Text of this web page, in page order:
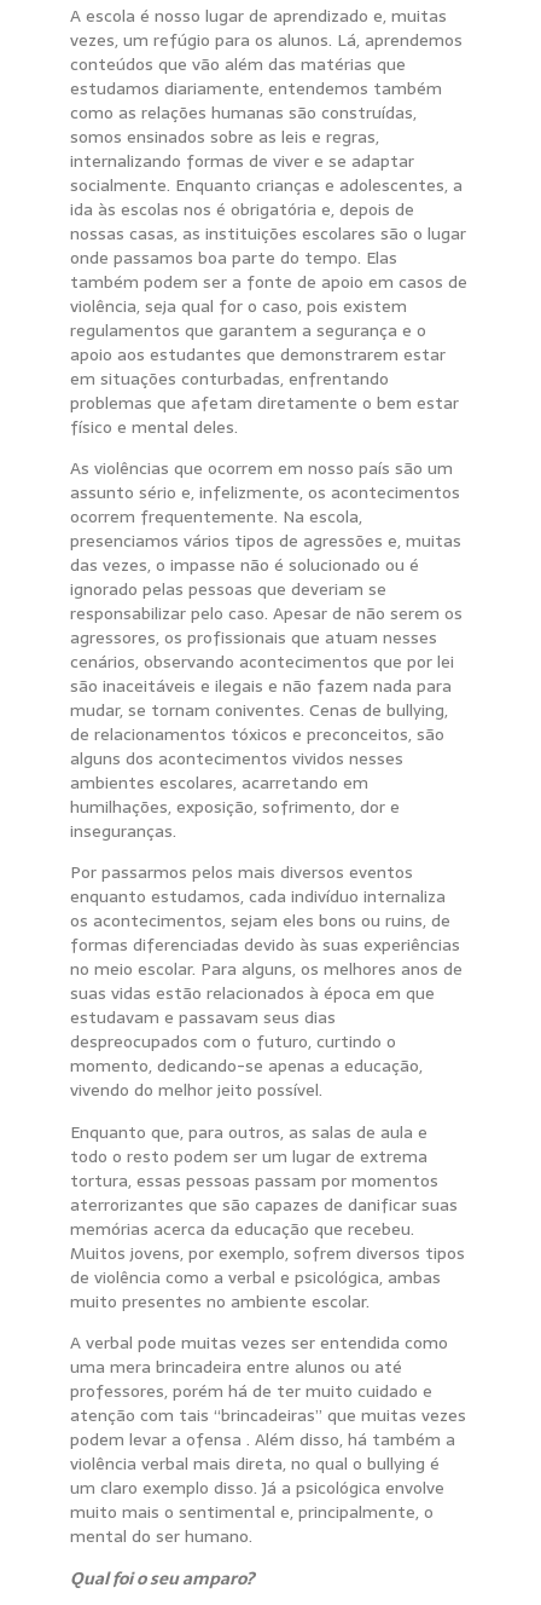
A escola é nosso lugar de aprendizado e, muitas
vezes, um refúgio para os alunos. Lá, aprendemos
conteúdos que vão além das matérias que
estudamos diariamente, entendemos também
como as relações humanas são construídas,
somos ensinados sobre as leis e regras,
internalizando formas de viver e se adaptar
socialmente. Enquanto crianças e adolescentes, a
ida às escolas nos é obrigatória e, depois de
nossas casas, as instituições escolares são o lugar
onde passamos boa parte do tempo. Elas
também podem ser a fonte de apoio em casos de
violência, seja qual for o caso, pois existem
regulamentos que garantem a segurança e o
apoio aos estudantes que demonstrarem estar
em situações conturbadas, enfrentando
problemas que afetam diretamente o bem estar
físico e mental deles.
As violências que ocorrem em nosso país são um
assunto sério e, infelizmente, os acontecimentos
ocorrem frequentemente. Na escola,
presenciamos vários tipos de agressões e, muitas
das vezes, o impasse não é solucionado ou é
ignorado pelas pessoas que deveriam se
responsabilizar pelo caso. Apesar de não serem os
agressores, os profissionais que atuam nesses
cenários, observando acontecimentos que por lei
são inaceitáveis e ilegais e não fazem nada para
mudar, se tornam coniventes. Cenas de bullying,
de relacionamentos tóxicos e preconceitos, são
alguns dos acontecimentos vividos nesses
ambientes escolares, acarretando em
humilhações, exposição, sofrimento, dor e
inseguranças.
Por passarmos pelos mais diversos eventos
enquanto estudamos, cada indivíduo internaliza
os acontecimentos, sejam eles bons ou ruins, de
formas diferenciadas devido às suas experiências
no meio escolar. Para alguns, os melhores anos de
suas vidas estão relacionados à época em que
estudavam e passavam seus dias
despreocupados com o futuro, curtindo o
momento, dedicando-se apenas a educação,
vivendo do melhor jeito possível.
Enquanto que, para outros, as salas de aula e
todo o resto podem ser um lugar de extrema
tortura, essas pessoas passam por momentos
aterrorizantes que são capazes de danificar suas
memórias acerca da educação que recebeu.
Muitos jovens, por exemplo, sofrem diversos tipos
de violência como a verbal e psicológica, ambas
muito presentes no ambiente escolar.
A verbal pode muitas vezes ser entendida como
uma mera brincadeira entre alunos ou até
professores, porém há de ter muito cuidado e
atenção com tais “brincadeiras” que muitas vezes
podem levar a ofensa . Além disso, há também a
violência verbal mais direta, no qual o bullying é
um claro exemplo disso. Já a psicológica envolve
muito mais o sentimental e, principalmente, o
mental do ser humano.
Qual foi o seu amparo?